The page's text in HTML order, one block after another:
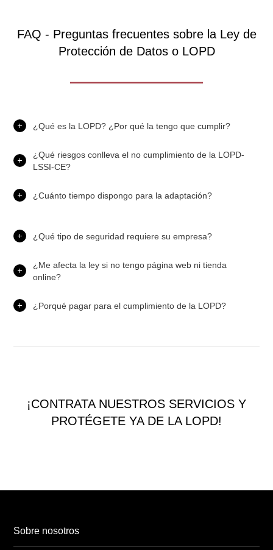
FAQ - Preguntas frecuentes sobre la Ley de
Protección de Datos o LOPD
¿Qué es la LOPD? ¿Por qué la tengo que cumplir?
¿Qué riesgos conlleva el no cumplimiento de la LOPD-
LSSI-CE?
¿Cuánto tiempo dispongo para la adaptación?
¿Qué tipo de seguridad requiere su empresa?
¿Me afecta la ley si no tengo página web ni tienda
online?
¿Porqué pagar para el cumplimiento de la LOPD?
¡CONTRATA NUESTROS SERVICIOS Y
PROTÉGETE YA DE LA LOPD!
Sobre nosotros